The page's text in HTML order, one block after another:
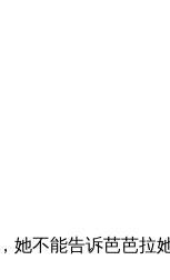
她不能告诉芭芭拉